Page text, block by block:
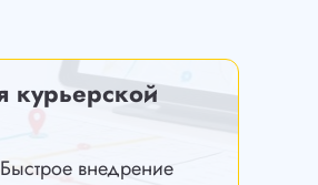
курьерской
Быстрое внедрение